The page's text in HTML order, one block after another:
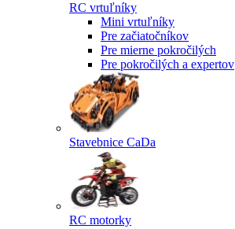
RC vrtuľníky
Mini vrtuľníky
Pre začiatočníkov
Pre mierne pokročilých
Pre pokročilých a expertov
Stavebnice CaDa
RC motorky